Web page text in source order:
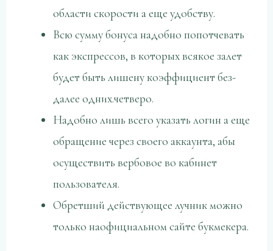
области скорости а еще удобству.
Всю сумму бонуса надобно попотчевать
как экспрессов, в которых всякое залет
будет быть лишену коэффициент без-
далее одних.четверо.
Надобно лишь всего указать логин а еще
обращение через своего аккаунта, абы
осуществить вербовое во кабинет
пользователя.
Обретший действующее лучник можно
только наофициальном сайте букмекера.